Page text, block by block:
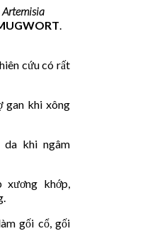
Artemisia
cứu có rất
gan khi xông
da khi ngâm
khớp,
gối cổ, gối